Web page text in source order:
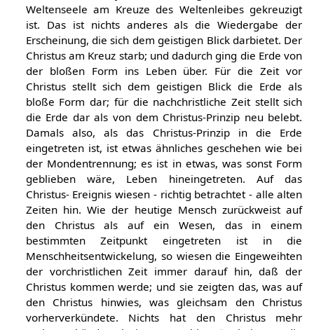
Weltenseele am Kreuze des Weltenleibes gekreuzigt
ist. Das ist nichts anderes als die Wiedergabe der
Erscheinung, die sich dem geistigen Blick darbietet. Der
Christus am Kreuz starb; und dadurch ging die Erde von
der bloßen Form ins Leben über. Für die Zeit vor
Christus stellt sich dem geistigen Blick die Erde als
bloße Form dar; für die nachchristliche Zeit stellt sich
die Erde dar als von dem Christus-Prinzip neu belebt.
Damals also, als das Christus-Prinzip in die Erde
eingetreten ist, ist etwas ähnliches geschehen wie bei
der Mondentrennung; es ist in etwas, was sonst Form
geblieben wäre, Leben hineingetreten. Auf das
Christus- Ereignis wiesen - richtig betrachtet - alle alten
Zeiten hin. Wie der heutige Mensch zurückweist auf
den Christus als auf ein Wesen, das in einem
bestimmten Zeitpunkt eingetreten ist in die
Menschheitsentwickelung, so wiesen die Eingeweihten
der vorchristlichen Zeit immer darauf hin, daß der
Christus kommen werde; und sie zeigten das, was auf
den Christus hinwies, was gleichsam den Christus
vorherverkündete. Nichts hat den Christus mehr